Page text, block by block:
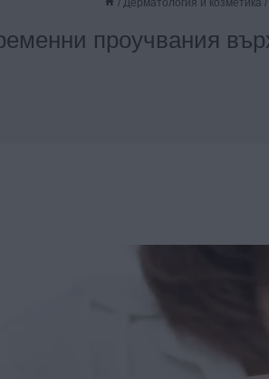
/ Дерматология и козметика /
проучвания